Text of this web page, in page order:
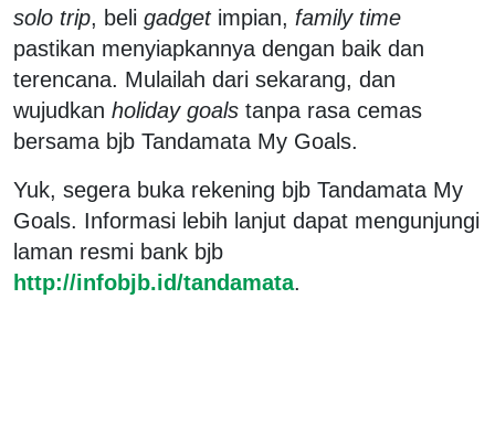
solo trip, beli gadgetimpian, family time
pastikan menyiapkannya dengan baik dan
terencana. Mulailah dari sekarang, dan
wujudkan holiday goals tanpa rasa cemas
bersama bjb Tandamata My Goals.
Yuk, segera buka rekening bjb Tandamata My
Goals. Informasi lebih lanjut dapat mengunjungi
laman resmi bank bjb
http://infobjb.id/tandamata.